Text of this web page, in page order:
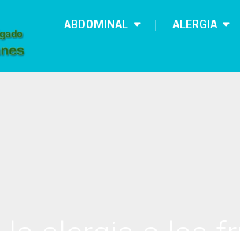
ABDOMINAL ALERGIA